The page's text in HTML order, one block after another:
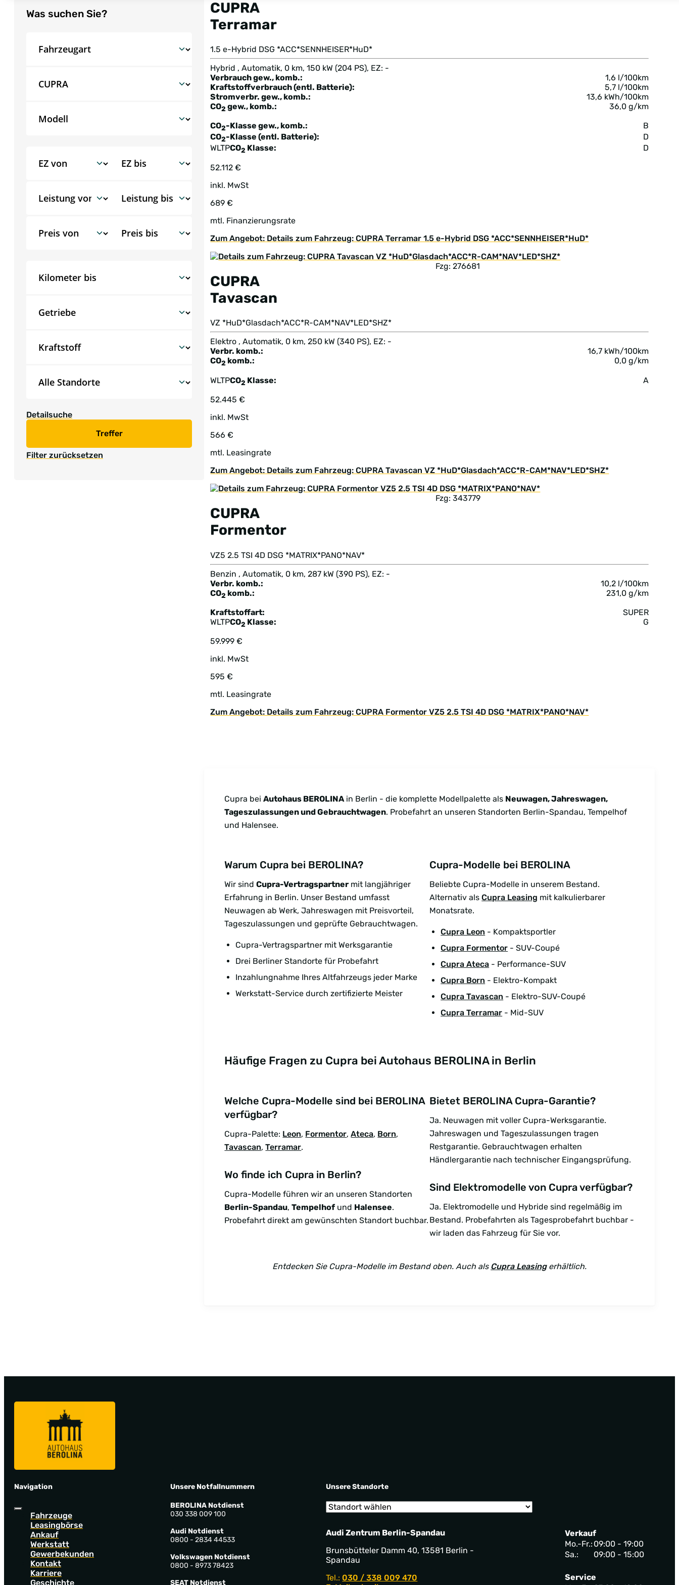
Was suchen Sie?
Detailsuche
Treffer
Filter zurücksetzen
CUPRA
Terramar
1.5 e-Hybrid DSG *ACC*SENNHEISER*HuD*
Hybrid , Automatik, 0 km, 150 kW (204 PS), EZ: -
Verbrauch gew., komb.:
1,6 l/100km
Kraftstoffverbrauch (entl. Batterie):
5,7 l/100km
Stromverbr. gew., komb.:
13,6 kWh/100km
CO2 gew., komb.: 36,0 g/km
CO2-Klasse gew., komb.:
B
CO2-Klasse (entl. Batterie):
D
WLTPCO2 Klasse: D
52.112 €
inkl. MwSt
689 €
mtl. Finanzierungsrate
Zum Angebot: Details zum Fahrzeug: CUPRA Terramar 1.5 e-Hybrid DSG *ACC*SENNHEISER*HuD*
CUPRA
Tavascan
Fzg: 276681
VZ *HuD*Glasdach*ACC*R-CAM*NAV*LED*SHZ*
Elektro , Automatik, 0 km, 250 kW (340 PS), EZ: -
Verbr. komb.:
16,7 kWh/100km
CO2 komb.: 0,0 g/km
WLTPCO2 Klasse: A
52.445 €
inkl. MwSt
566 €
mtl. Leasingrate
Zum Angebot: Details zum Fahrzeug: CUPRA Tavascan VZ *HuD*Glasdach*ACC*R-CAM*NAV*LED*SHZ*
CUPRA
Formentor
Fzg: 343779
VZ5 2.5 TSI 4D DSG *MATRIX*PANO*NAV*
Benzin , Automatik, 0 km, 287 kW (390 PS), EZ: -
Verbr. komb.:
10,2 l/100km
CO2 komb.: 231,0 g/km
Kraftstoffart:
SUPER
WLTPCO2 Klasse: G
59.999 €
inkl. MwSt
595 €
mtl. Leasingrate
Zum Angebot: Details zum Fahrzeug: CUPRA Formentor VZ5 2.5 TSI 4D DSG *MATRIX*PANO*NAV*
Cupra beiAutohaus BEROLINAin Berlin - die komplette Modellpalette als Neuwagen, Jahreswagen,
Tageszulassungen und Gebrauchtwagen. Probefahrt an unseren Standorten Berlin-Spandau, Tempelhof
und Halensee.
Warum Cupra bei BEROLINA?
Wir sindCupra-Vertragspartner mit langjähriger
Erfahrung in Berlin. Unser Bestand umfasst
Neuwagen ab Werk, Jahreswagen mit Preisvorteil,
Tageszulassungen und geprüfte Gebrauchtwagen.
Cupra-Vertragspartner mit Werksgarantie
Drei Berliner Standorte für Probefahrt
Inzahlungnahme Ihres Altfahrzeugs jeder Marke
Werkstatt-Service durch zertifizierte Meister
Cupra-Modelle bei BEROLINA
Beliebte Cupra-Modelle in unserem Bestand.
Alternativ alsCupra Leasing mit kalkulierbarer
Monatsrate.
Cupra Leon - Kompaktsportler
Cupra Formentor - SUV-Coupé
Cupra Ateca - Performance-SUV
Cupra Born - Elektro-Kompakt
Cupra Tavascan - Elektro-SUV-Coupé
Cupra Terramar - Mid-SUV
Häufige Fragen zu Cupra bei Autohaus BEROLINA in Berlin
Welche Cupra-Modelle sind bei BEROLINA
verfügbar?
Cupra-Palette: Leon, Formentor,Ateca, Born,
Tavascan,Terramar.
Wo finde ich Cupra in Berlin?
Cupra-Modelle führen wir an unseren Standorten
Berlin-Spandau,Tempelhof und Halensee.
Probefahrt direkt am gewünschten Standort buchbar.
Bietet BEROLINA Cupra-Garantie?
Ja. Neuwagen mit voller Cupra-Werksgarantie.
Jahreswagen und Tageszulassungen tragen
Restgarantie. Gebrauchtwagen erhalten
Händlergarantie nach technischer Eingangsprüfung.
Sind Elektromodelle von Cupra verfügbar?
Ja. Elektromodelle und Hybride sind regelmäßig im
Bestand. Probefahrten als Tagesprobefahrt buchbar -
wir laden das Fahrzeug für Sie vor.
Entdecken Sie Cupra-Modelle im Bestand oben. Auch als Cupra Leasingerhältlich.
Navigation
Fahrzeuge
Leasingbörse
Ankauf
Werkstatt
Gewerbekunden
Kontakt
Karriere
Geschichte
Unsere Notfallnummern
BEROLINA Notdienst
030 338 009 100
Audi Notdienst
0800 - 2834 44533
Volkswagen Notdienst
0800 - 8973 78423
SEAT Notdienst
Unsere Standorte
Audi Zentrum Berlin-Spandau
Brunsbütteler Damm 40, 13581 Berlin -
Spandau
Tel.: 030 / 338 009 470
Verkauf
Mo.-Fr.: 09:00 - 19:00
Sa.:
09:00 - 15:00
Service